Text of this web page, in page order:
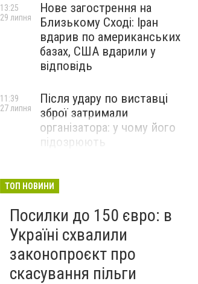
Нове загострення на
Близькому Сході: Іран
вдарив по американських
базах, США вдарили у
відповідь
13:25
29 липня
Після удару по виставці
зброї затримали
організатора: у чому його
підозрюють
11:39
27 липня
ТОП НОВИНИ
Посилки до 150 євро: в
Україні схвалили
законопроєкт про
скасування пільги